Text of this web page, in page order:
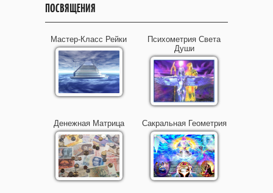
ПОСВЯЩЕНИЯ
Мастер-Класс Рейки
Психометрия Света
Души
Денежная Матрица Сакральная Геометрия